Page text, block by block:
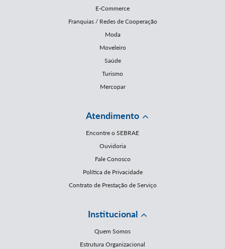
E-Commerce
Franquias / Redes de Cooperação
Moda
Moveleiro
Saúde
Turismo
Mercopar
Atendimento
Encontre o SEBRAE
Ouvidoria
Fale Conosco
Política de Privacidade
Contrato de Prestação de Serviço
Institucional
Quem Somos
Estrutura Organizacional